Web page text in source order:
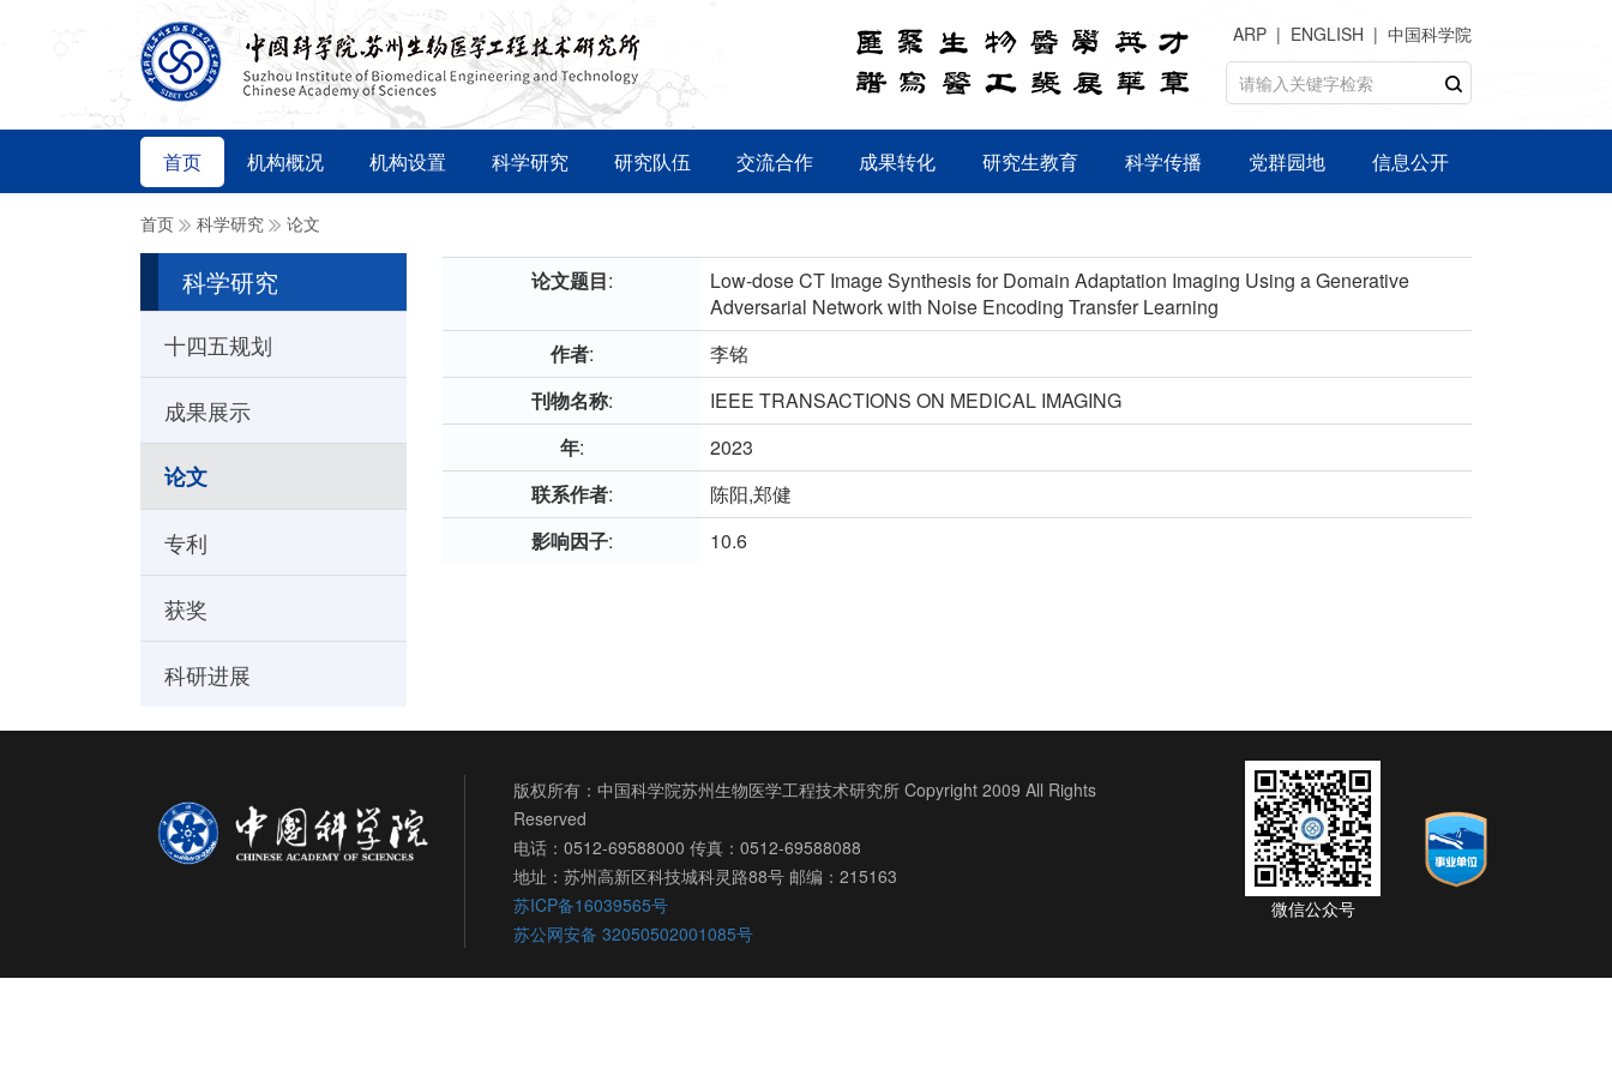
ARP ENGLISH 中国科学院
首页 机构概况 机构设置 科学研究 研究队伍 交流合作 成果转化 研究生教育 科学传播 党群园地 信息公开
首页 科学研究 论文
科学研究
十四五规划
成果展示
论文
专利
获奖
科研进展
论文题目:
Low-dose CT Image Synthesis for Domain Adaptation Imaging Using a Generative
Adversarial Network with Noise Encoding Transfer Learning
作者:
李铭
刊物名称:
IEEE TRANSACTIONS ON MEDICAL IMAGING
年:
2023
联系作者:
陈阳,郑健
影响因子: 10.6
版权所有：中国科学院苏州生物医学工程技术研究所 Copyright 2009 All Rights
Reserved
电话：0512-69588000 传真：0512-69588088
地址：苏州高新区科技城科灵路88号 邮编：215163
苏ICP备16039565号
苏公网安备 32050502001085号
微信公众号